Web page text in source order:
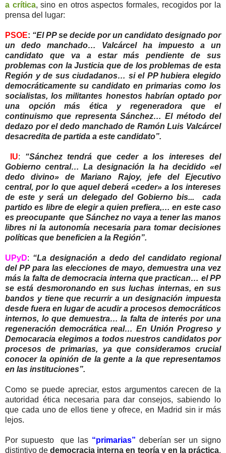
a crítica, sino en otros aspectos formales, recogidos por la
prensa del lugar:
PSOE: “El PP se decide por un candidato designado por
un dedo manchado… Valcárcel ha impuesto a un
candidato que va a estar más pendiente de sus
problemas con la Justicia que de los problemas de esta
Región y de sus ciudadanos… si el PP hubiera elegido
democráticamente su candidato en primarias como los
socialistas, los militantes honestos habrían optado por
una opción más ética y regeneradora que el
continuismo que representa Sánchez… El método del
dedazo por el dedo manchado de Ramón Luis Valcárcel
desacredita de partida a este candidato”.
IU: “Sánchez tendrá que ceder a los intereses del
Gobierno central… La designación la ha decidido «el
dedo divino» de Mariano Rajoy, jefe del Ejecutivo
central, por lo que aquel deberá «ceder» a los intereses
de este y será un delegado del Gobierno bis... cada
partido es libre de elegir a quien prefiera,… en este caso
es preocupante que Sánchez no vaya a tener las manos
libres ni la autonomía necesaria para tomar decisiones
políticas que beneficien a la Región”.
UPyD: “La designación a dedo del candidato regional
del PP para las elecciones de mayo, demuestra una vez
más la falta de democracia interna que practican… el PP
se está desmoronando en sus luchas internas, en sus
bandos y tiene que recurrir a un designación impuesta
desde fuera en lugar de acudir a procesos democráticos
internos, lo que demuestra… la falta de interés por una
regeneración democrática real… En Unión Progreso y
Democaracia elegimos a todos nuestros candidatos por
procesos de primarias, ya que consideramos crucial
conocer la opinión de la gente a la que representamos
en las instituciones”.
Como se puede apreciar, estos argumentos carecen de la
autoridad ética necesaria para dar consejos, sabiendo lo
que cada uno de ellos tiene y ofrece, en Madrid sin ir más
lejos.
Por supuesto que las “primarias” deberían ser un signo
distintivo dedemocracia interna en teoría y en la práctica.